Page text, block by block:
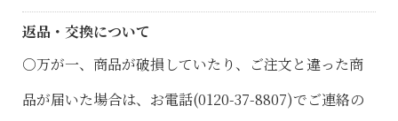
返品・交換について
○万が一、商品が破損していたり、ご注文と違った商
品が届いた場合は、お電話(0120-37-8807)でご連絡の